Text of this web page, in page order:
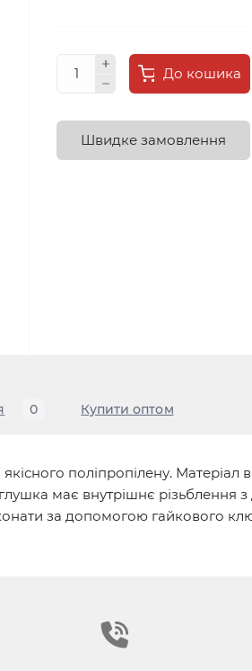
До кошика
Швидке замовлення
0 Купити оптом
поліпропілену. Матеріал
має внутрішнє різьблення
за допомогою гайкового